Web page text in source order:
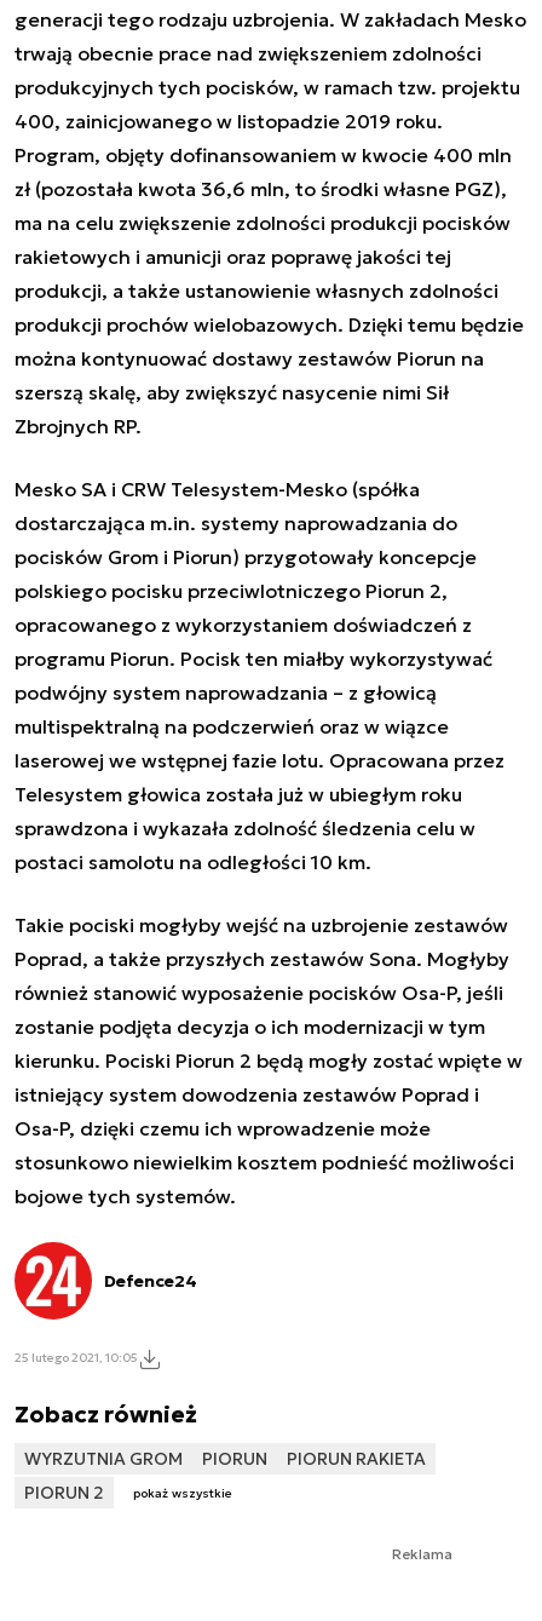
generacji tego rodzaju uzbrojenia. W zakładach Mesko
trwają obecnie prace nad zwiększeniem zdolności
produkcyjnych tych pocisków, w ramach tzw. projektu
400, zainicjowanego w listopadzie 2019 roku.
Program, objęty dofinansowaniem w kwocie 400 mln
zł (pozostała kwota 36,6 mln, to środki własne PGZ),
ma na celu zwiększenie zdolności produkcji pocisków
rakietowych i amunicji oraz poprawę jakości tej
produkcji, a także ustanowienie własnych zdolności
produkcji prochów wielobazowych. Dzięki temu będzie
można kontynuować dostawy zestawów Piorun na
szerszą skalę, aby zwiększyć nasycenie nimi Sił
Zbrojnych RP.
Mesko SA i CRW Telesystem-Mesko (spółka
dostarczająca m.in. systemy naprowadzania do
pocisków Grom i Piorun) przygotowały koncepcje
polskiego pocisku przeciwlotniczego Piorun 2,
opracowanego z wykorzystaniem doświadczeń z
programu Piorun. Pocisk ten miałby wykorzystywać
podwójny system naprowadzania – z głowicą
multispektralną na podczerwień oraz w wiązce
laserowej we wstępnej fazie lotu. Opracowana przez
Telesystem głowica została już w ubiegłym roku
sprawdzona i wykazała zdolność śledzenia celu w
postaci samolotu na odległości 10 km.
Takie pociski mogłyby wejść na uzbrojenie zestawów
Poprad, a także przyszłych zestawów Sona. Mogłyby
również stanowić wyposażenie pocisków Osa-P, jeśli
zostanie podjęta decyzja o ich modernizacji w tym
kierunku. Pociski Piorun 2 będą mogły zostać wpięte w
istniejący system dowodzenia zestawów Poprad i
Osa-P, dzięki czemu ich wprowadzenie może
stosunkowo niewielkim kosztem podnieść możliwości
bojowe tych systemów.
Defence24
25 lutego 2021, 10:05
Zobacz również
WYRZUTNIA GROM PIORUN
PIORUN RAKIETA
PIORUN 2
pokaż wszystkie
Reklama